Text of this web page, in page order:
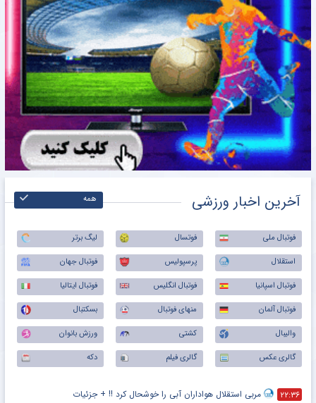
آخرین اخبار ورزشی همه
فوتبال ملی فوتسال
لیگ برتر
استقلال
پرسپولیس
فوتبال جهان
فوتبال اسپانیا
فوتبال انگلیس
فوتبال ایتالیا
فوتبال آلمان
منهای فوتبال
بسکتبال
والیبال
کشتی
ورزش بانوان
گالری عکس
گالری فیلم دکه
۲۲:۳۶ مربی استقلال هواداران آبی را خوشحال کرد !! + جزئیات